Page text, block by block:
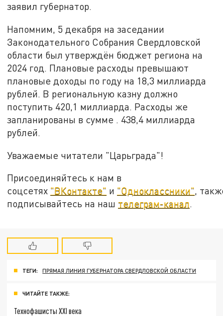
заявил губернатор.
Напомним, 5 декабря на заседании
Законодательного Собрания Свердловской
области был утверждён бюджет региона на
2024 год. Плановые расходы превышают
плановые доходы по году на 18,3 миллиарда
рублей. В региональную казну должно
поступить 420,1 миллиарда. Расходы же
запланированы в сумме . 438,4 миллиарда
рублей.
Уважаемые читатели "Царьграда"!
Присоединяйтесь к нам в
соцсетях "ВКонтакте" и "Одноклассники",
подписывайтесь на наш телеграм-канал.
ТЕГИ: ПРЯМАЯ ЛИНИЯ ГУБЕРНАТОРА СВЕРДЛОВСКОЙ ОБЛАСТИ
ЧИТАЙТЕ ТАКЖЕ:
Технофашисты XXI века